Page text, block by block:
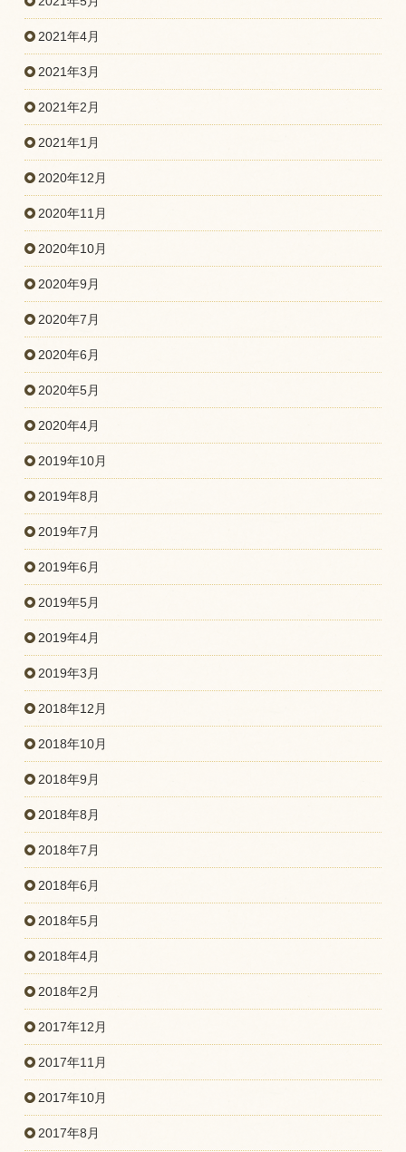
2021年4月
2021年3月
2021年2月
2021年1月
2020年12月
2020年11月
2020年10月
2020年9月
2020年7月
2020年6月
2020年5月
2020年4月
2019年10月
2019年8月
2019年7月
2019年6月
2019年5月
2019年4月
2019年3月
2018年12月
2018年10月
2018年9月
2018年8月
2018年7月
2018年6月
2018年5月
2018年4月
2018年2月
2017年12月
2017年11月
2017年10月
2017年8月